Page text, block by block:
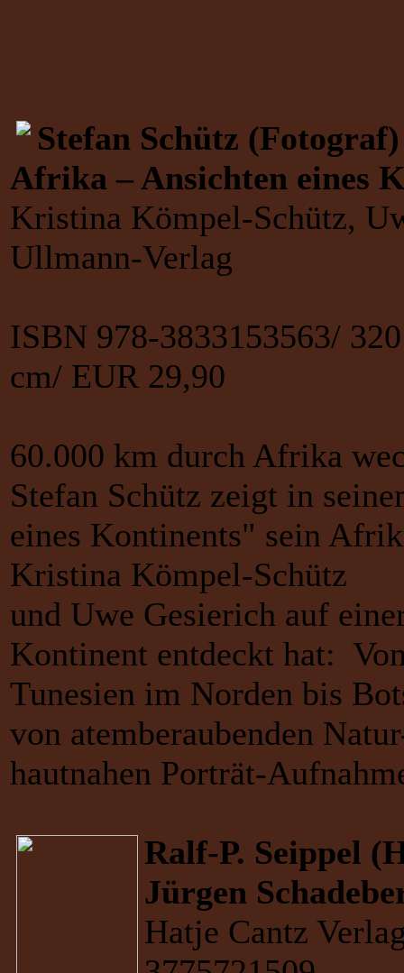
Stefan Schütz (Fotograf)
Afrika – Ansichten eines
Kristina Kömpel-Schütz,
Ullmann-Verlag
ISBN 978-3833153563/
cm/ EUR 29,90
60.000 km durch Afrika
Stefan Schütz zeigt in
eines Kontinents" sein
Kristina Kömpel-Schütz
und Uwe Gesierich auf
Kontinent entdeckt hat:
Tunesien im Norden bis
von atemberaubenden
hautnahen Porträt-
Ralf-P. Seippel
Jürgen
Hatje Cantz